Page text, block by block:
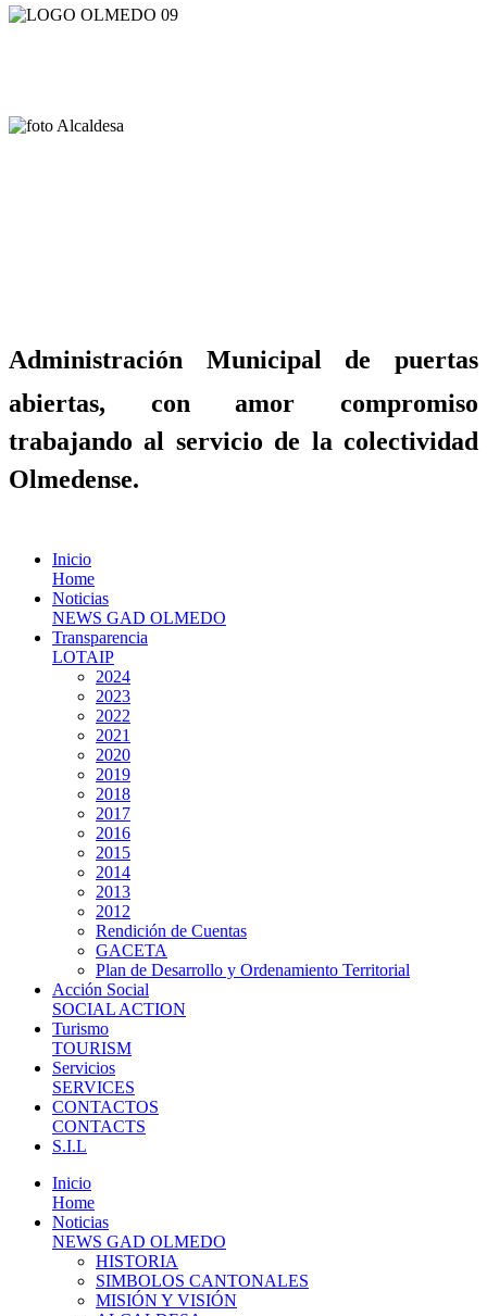
Administración Municipal de puertas
abiertas, con amor compromiso
trabajando al servicio de la colectividad
Olmedense.
Inicio
Home
Noticias
NEWS GAD OLMEDO
Transparencia
LOTAIP
2024
2023
2022
2021
2020
2019
2018
2017
2016
2015
2014
2013
2012
Rendición de Cuentas
GACETA
Plan de Desarrollo y Ordenamiento Territorial
Acción Social
SOCIAL ACTION
Turismo
TOURISM
Servicios
SERVICES
CONTACTOS
CONTACTS
S.I.L
Inicio
Home
Noticias
NEWS GAD OLMEDO
HISTORIA
SIMBOLOS CANTONALES
MISIÓN Y VISIÓN